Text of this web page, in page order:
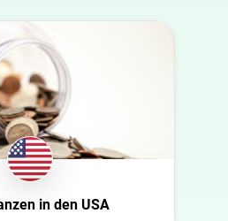
Automobil
Beauty
Bildung
Entertainment
Ernährung
Familie
in den USA